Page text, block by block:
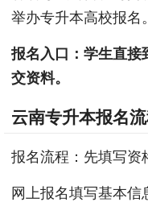
举办专升本高校报名。
报名入口：学生直接
交资料。
云南专升本报名
报名流程：先填写资
网上报名填写基本信